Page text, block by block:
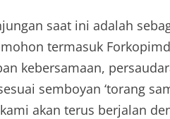
saat ini adalah
termasuk
kebersamaan,
semboyan ‘torang
akan terus berjalan